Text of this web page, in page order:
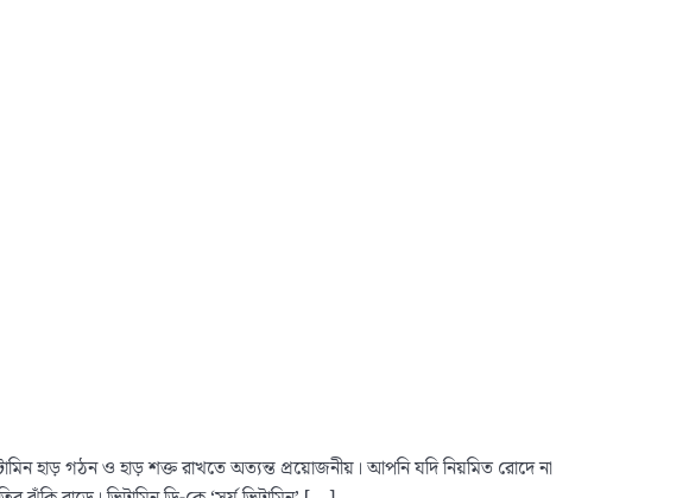
হাড় গঠন ও হাড় শক্ত রাখতে অত্যন্ত প্রয়োজনীয়। আপনি যদি নিয়মিত রোদে না